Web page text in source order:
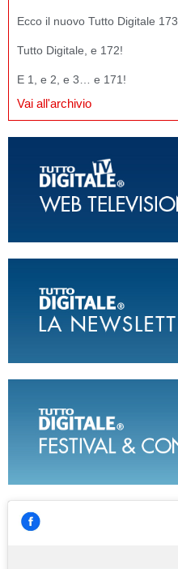
Ecco il nuovo Tutto Digitale 173
Tutto Digitale, e 172!
E 1, e 2, e 3… e 171!
Vai all'archivio